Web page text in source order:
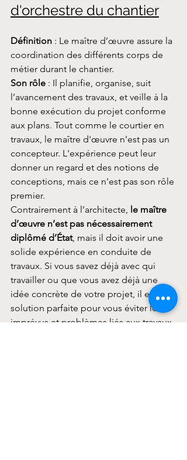
d'orchestre du chantier
Définition : Le maître d’œuvre assure la
coordination des différents corps de
métier durant le chantier.
Son rôle : Il planifie, organise, suit
l’avancement des travaux, et veille à la
bonne exécution du projet conforme
aux plans. Tout comme le courtier en
travaux, le maître d'œuvre n'est pas un
concepteur. L'expérience peut leur
donner un regard et des notions de
conceptions, mais ce n'est pas son rôle
premier.
Contrairement à l’architecte, le maître
d’œuvre n’est pas nécessairement
diplômé d’État, mais il doit avoir une
solide expérience en conduite de
travaux. Si vous savez déjà avec qui
travailler ou que vous avez déjà une
idée concrète de votre projet, il est la
solution parfaite pour vous éviter les
imprévus et problèmes liés aux travaux.